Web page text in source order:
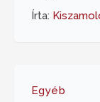
Írta:
Egyéb